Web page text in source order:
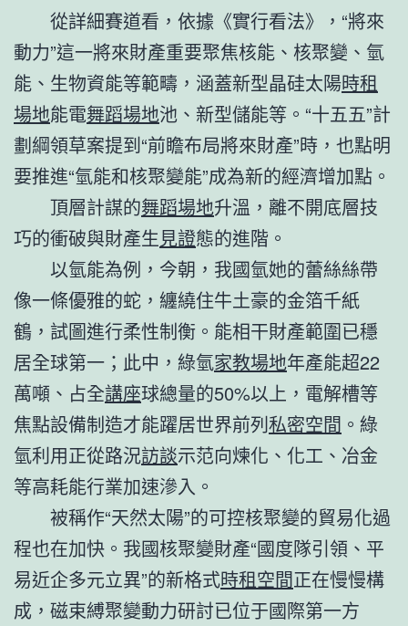
從詳細賽道看，依據《實行看法》，“將來
動力”這一將來財產重要聚焦核能、核聚變、氫
能、生物資能等範疇，涵蓋新型晶硅太陽時租
場地能電舞蹈場地池、新型儲能等。“十五五”計
劃綱領草案提到“前瞻布局將來財產”時，也點明
要推進“氫能和核聚變能”成為新的經濟增加點。
頂層計謀的舞蹈場地升溫，離不開底層技
巧的衝破與財產生見證態的進階。
以氫能為例，今朝，我國氫她的蕾絲絲帶
像一條優雅的蛇，纏繞住牛土豪的金箔千紙
鶴，試圖進行柔性制衡。能相干財產範圍已穩
居全球第一；此中，綠氫家教場地年產能超22
萬噸、占全講座球總量的50%以上，電解槽等
焦點設備制造才能躍居世界前列私密空間 。綠
氫利用正從路況訪談示范向煉化、化工、冶金
等高耗能行業加速滲入。
被稱作“天然太陽”的可控核聚變的貿易化過
程也在加快。我國核聚變財產“國度隊引領、平
易近企多元立異”的新格式時租空間正在慢慢構
成，磁束縛聚變動力研討已位于國際第一方